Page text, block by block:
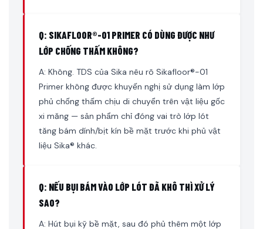
Q: SIKAFLOOR®-01 PRIMER CÓ DÙNG ĐƯỢC NHƯ
LỚP CHỐNG THẤM KHÔNG?
A: Không. TDS của Sika nêu rõ Sikafloor®-01
Primer không được khuyến nghị sử dụng làm lớp
phủ chống thấm chịu di chuyển trên vật liệu gốc
xi măng — sản phẩm chỉ đóng vai trò lớp lót
tăng bám dính/bịt kín bề mặt trước khi phủ vật
liệu Sika® khác.
Q: NẾU BỤI BÁM VÀO LỚP LÓT ĐÃ KHÔ THÌ XỬ LÝ
SAO?
A: Hút bụi kỹ bề mặt, sau đó phủ thêm một lớp